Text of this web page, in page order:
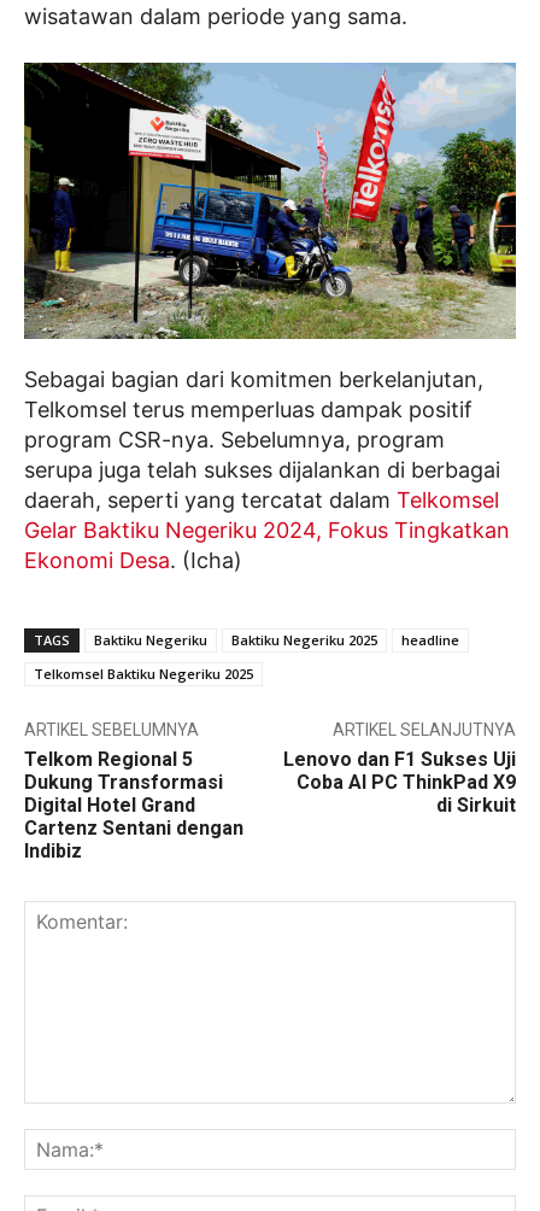
wisatawan dalam periode yang sama.
Sebagai bagian dari komitmen berkelanjutan,
Telkomsel terus memperluas dampak positif
program CSR-nya. Sebelumnya, program
serupa juga telah sukses dijalankan di berbagai
daerah, seperti yang tercatat dalam Telkomsel
Gelar Baktiku Negeriku 2024, Fokus Tingkatkan
Ekonomi Desa. (Icha)
TAGS Baktiku Negeriku Baktiku Negeriku 2025
headline
Telkomsel Baktiku Negeriku 2025
ARTIKEL SEBELUMNYA
Telkom Regional 5
Dukung Transformasi
Digital Hotel Grand
Cartenz Sentani dengan
Indibiz
ARTIKEL SELANJUTNYA
Lenovo dan F1 Sukses Uji
Coba AI PC ThinkPad X9
di Sirkuit